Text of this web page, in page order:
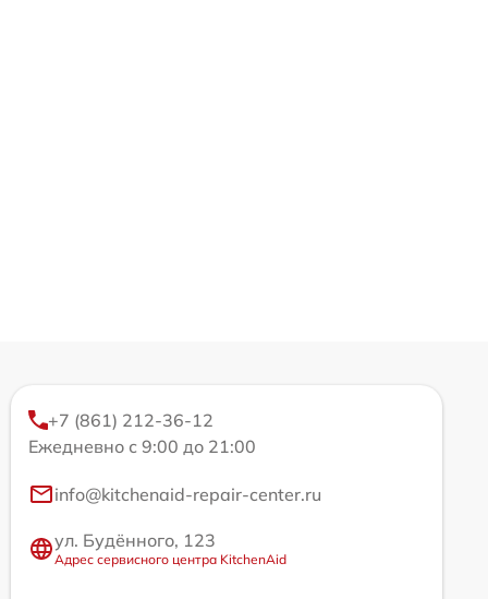
+7 (861) 212-36-12
Ежедневно с 9:00 до 21:00
info@kitchenaid-repair-center.ru
ул. Будённого, 123
Адрес сервисного центра KitchenAid